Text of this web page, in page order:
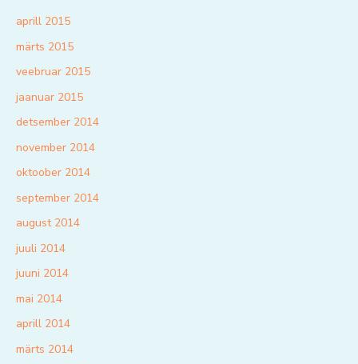
aprill 2015
märts 2015
veebruar 2015
jaanuar 2015
detsember 2014
november 2014
oktoober 2014
september 2014
august 2014
juuli 2014
juuni 2014
mai 2014
aprill 2014
märts 2014